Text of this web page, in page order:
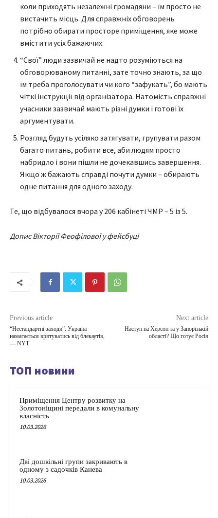
коли приходять незалежні громадяни – їм просто не
вистачить місць. Для справжніх обговорень
потрібно обирати просторе приміщення, яке може
вмістити усіх бажаючих.
“Свої” люди зазвичай не надто розуміються на
обговорюваному питанні, зате точно знають, за що
їм треба проголосувати чи кого “зафукать”, бо мають
чіткі інструкції від організатора. Натомість справжні
учасники зазвичай мають різні думки і готові їх
аргументувати.
Розгляд будуть усіляко затягувати, групувати разом
багато питань, робити все, аби людям просто
набридло і вони пішли не дочекавшись завершення.
Якщо ж бажають справді почути думки – обирають
одне питання для одного заходу.
Те, що відбувалося вчора у 206 кабінеті ЧМР – 5 із 5.
Допис Вікторії Феофілової у фейсбуці
Previous article
“Нестандартні заходи”: Україна
намагається врятуватись від блекаутів,
— NYT
Next article
Наступ на Херсон та у Запорізькій
області? Що готує Росія
ТОП новини
Приміщення Центру розвитку на
Золотоніщині передали в комунальну
власність
10.03.2026
Дві дошкільні групи закривають в
одному з садочків Канева
10.03.2026